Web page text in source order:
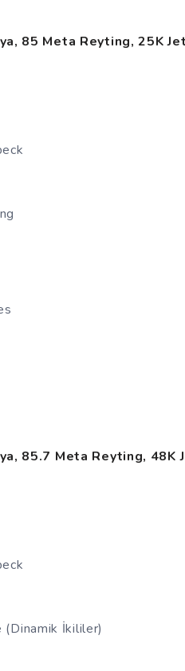
85 Meta Reyting, 25K
85.7 Meta Reyting, 48K
İkililer)